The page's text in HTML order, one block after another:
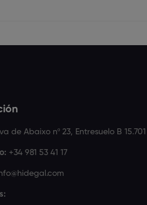
de Abaixo nº 23, Entresuelo B
+34 981 53 41 17